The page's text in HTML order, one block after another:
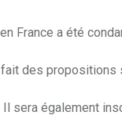
France a été
des
sera également